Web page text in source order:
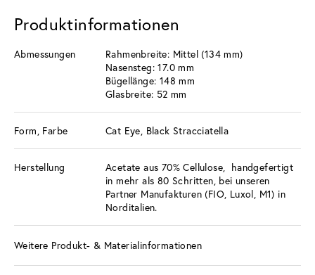
Produktinformationen
Abmessungen
Rahmenbreite: Mittel (134 mm)
Nasensteg: 17.0 mm
Bügellänge: 148 mm
Glasbreite: 52 mm
Form, Farbe Cat Eye, Black Stracciatella
Herstellung
Acetate aus 70% Cellulose, handgefertigt
in mehr als 80 Schritten, bei unseren
Partner Manufakturen (FIO, Luxol, M1) in
Norditalien.
Weitere Produkt- & Materialinformationen